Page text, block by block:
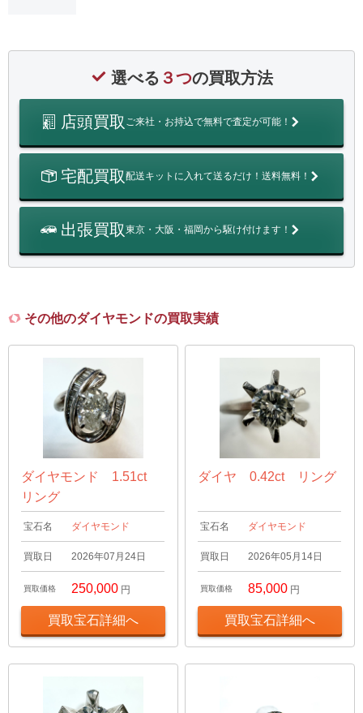
選べる ３つの買取方法
店頭買取 ご来社・お持込で無料で査定が可能！
宅配買取配送キットに入れて送るだけ！送料無料！
出張買取東京・大阪・福岡から駆け付けます！
その他のダイヤモンドの買取実績
ダイヤモンド 1.51ct
リング
宝石名 ダイヤモンド
買取日 2026年07月24日
買取価格 250,000 円
買取宝石詳細へ
ダイヤ 0.42ct リング
宝石名 ダイヤモンド
買取日 2026年05月14日
買取価格 85,000 円
買取宝石詳細へ